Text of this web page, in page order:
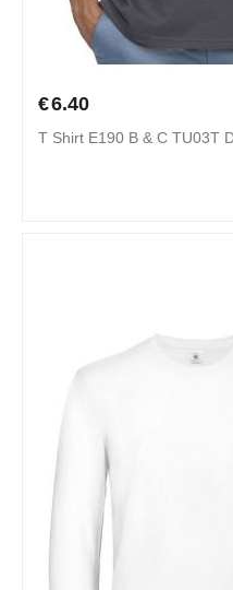
€6.40
T Shirt E190 B & C TU03T